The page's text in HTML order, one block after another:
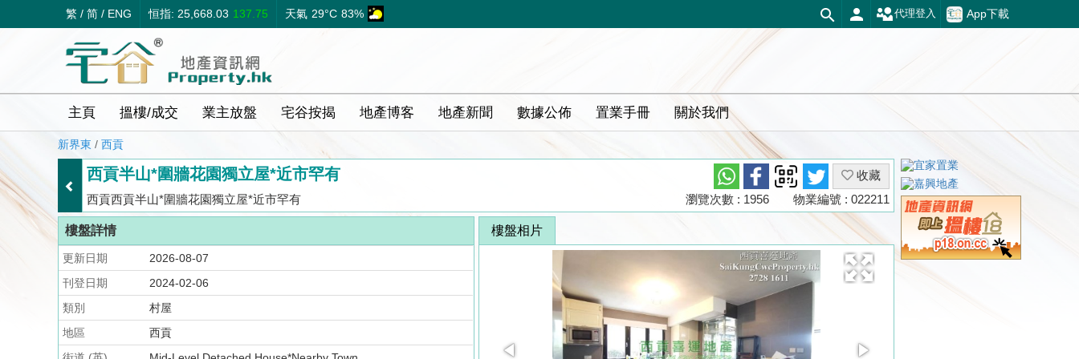
繁 / 简 / ENG 恒指: 25,668.03 137.75 天氣 29°C 83% App下載
代理登入
主頁 搵樓/成交 業主放盤 宅谷按揭 地產博客 地產新聞 數據公佈 置業手冊 關於我們
新界東 / 西貢
西貢半山*圍牆花園獨立屋*近市罕有
收藏
西貢西貢半山*圍牆花園獨立屋*近市罕有
物業編號 : 022211
瀏覽次數 : 1956
樓盤詳情
更新日期
2026-08-07
刊登日期
2024-02-06
類別
村屋
地區
西貢
樓盤相片